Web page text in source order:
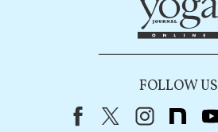
FOLLOW US
FacebookX（旧Twitter）
instagram
note